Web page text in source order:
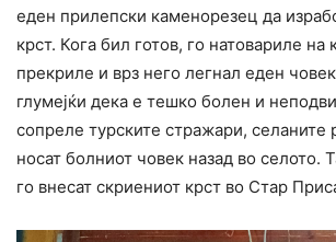
еден прилепски каменорезец да
крст. Кога бил готов, го натовариле на
прекриле и врз него легнал еден
глумејќи дека е тешко болен и
сопреле турските стражари, селаните
носат болниот човек назад во селото.
го внесат скриениот крст во Стар